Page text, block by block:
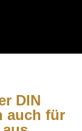
DIN
auch für